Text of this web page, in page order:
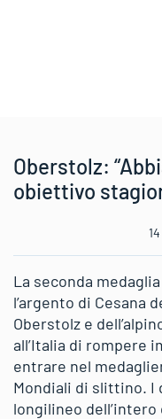
Oberstolz:
obiettivo
La seconda
l’argento di Cesana
Oberstolz e
all’Italia di rompere
entrare nel
Mondiali di slittino. I
longilineo